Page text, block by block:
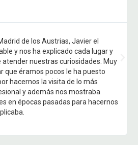
de los Austrias, Javier el
y nos ha explicado cada lugar y
atender nuestras curiosidades. Muy
que éramos pocos le ha puesto
hacernos la visita de lo más
y además nos mostraba
en épocas pasadas para hacernos